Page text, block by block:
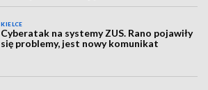
KIELCE
Cyberatak na systemy ZUS. Rano pojawiły
się problemy, jest nowy komunikat